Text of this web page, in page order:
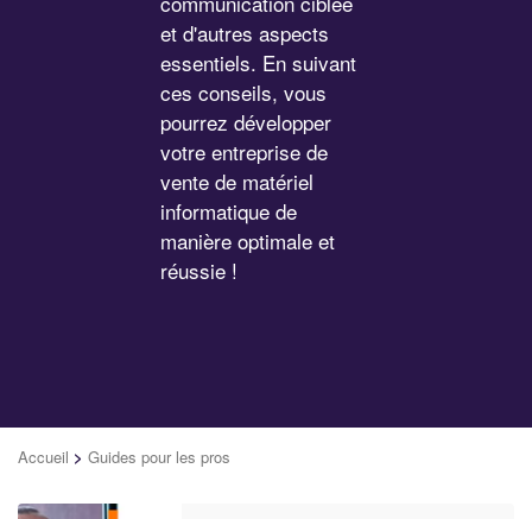
et d'autres aspects
essentiels. En suivant
ces conseils, vous
pourrez développer
votre entreprise de
vente de matériel
informatique de
manière optimale et
réussie !
Accueil > Guides pour les pros